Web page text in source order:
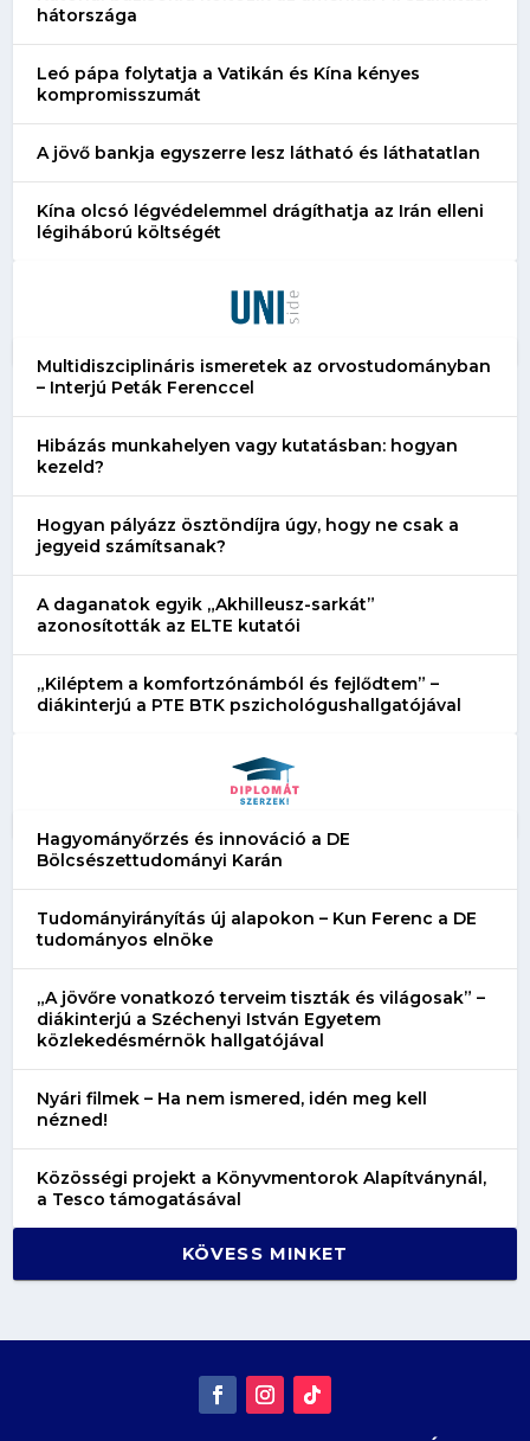
hátországa
Leó pápa folytatja a Vatikán és Kína kényes
kompromisszumát
A jövő bankja egyszerre lesz látható és láthatatlan
Kína olcsó légvédelemmel drágíthatja az Irán elleni
légiháború költségét
Multidiszciplináris ismeretek az orvostudományban
– Interjú Peták Ferenccel
Hibázás munkahelyen vagy kutatásban: hogyan
kezeld?
Hogyan pályázz ösztöndíjra úgy, hogy ne csak a
jegyeid számítsanak?
A daganatok egyik „Akhilleusz-sarkát”
azonosították az ELTE kutatói
„Kiléptem a komfortzónámból és fejlődtem” –
diákinterjú a PTE BTK pszichológushallgatójával
Hagyományőrzés és innováció a DE
Bölcsészettudományi Karán
Tudományirányítás új alapokon – Kun Ferenc a DE
tudományos elnöke
„A jövőre vonatkozó terveim tiszták és világosak” –
diákinterjú a Széchenyi István Egyetem
közlekedésmérnök hallgatójával
Nyári filmek – Ha nem ismered, idén meg kell
nézned!
Közösségi projekt a Könyvmentorok Alapítványnál,
a Tesco támogatásával
KÖVESS MINKET